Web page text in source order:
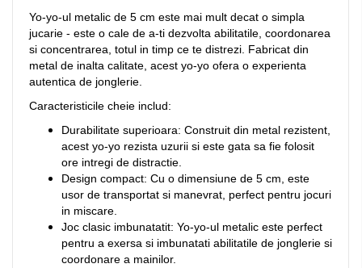
Yo-yo-ul metalic de 5 cm este mai mult decat o simpla
jucarie - este o cale de a-ti dezvolta abilitatile, coordonarea
si concentrarea, totul in timp ce te distrezi. Fabricat din
metal de inalta calitate, acest yo-yo ofera o experienta
autentica de jonglerie.
Caracteristicile cheie includ:
Durabilitate superioara: Construit din metal rezistent,
acest yo-yo rezista uzurii si este gata sa fie folosit
ore intregi de distractie.
Design compact: Cu o dimensiune de 5 cm, este
usor de transportat si manevrat, perfect pentru jocuri
in miscare.
Joc clasic imbunatatit: Yo-yo-ul metalic este perfect
pentru a exersa si imbunatati abilitatile de jonglerie si
coordonare a mainilor.